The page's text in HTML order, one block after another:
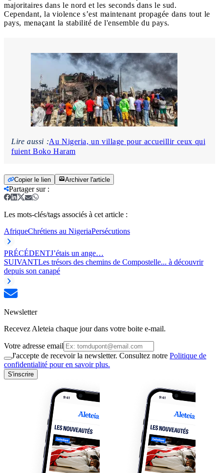
majoritaires dans le nord et les seconds dans le sud.
Cependant, la violence s’est maintenant propagée dans tout le
pays, menaçant la stabilité de l'ensemble du pays.
Lire aussi :Au Nigeria, un village pour accueillir ceux qui
fuient Boko Haram
Copier le lien Archiver l'article
Partager sur:
Les mots-clés/tags associés à cet article :
AfriqueChrétiens au NigeriaPersécutions
PRÉCÉDENTJ’étais un ange…
SUIVANTLes trésors des chemins de Compostelle... à découvrir
depuis son canapé
Newsletter
Recevez Aleteia chaque jour dans votre boite e-mail.
Votre adresse email
J'accepte de recevoir la newsletter. Consultez notre Politique de
confidentialité pour en savoir plus.
S'inscrire